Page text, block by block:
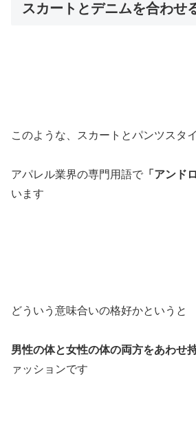
スカートとデニムを合わせ
このような、スカートとパンツスタ
アパレル業界の専門用語で 「アンド
います
どういう意味合いの格好かというと
男性の体と女性の体の両方をあわせ
ァッションです